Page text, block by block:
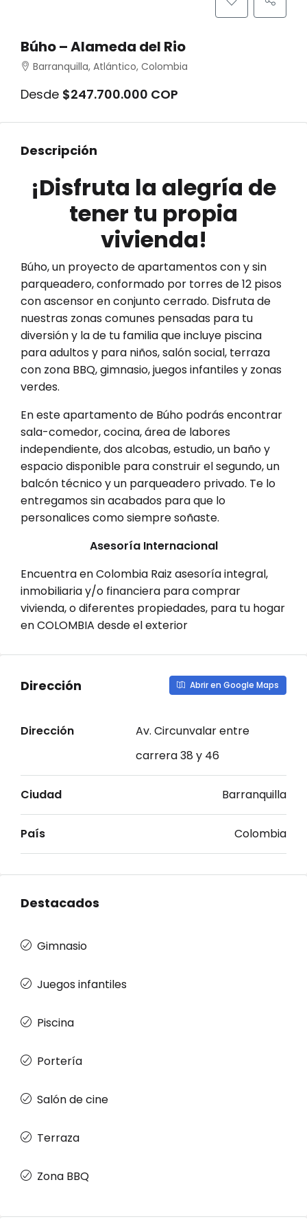
Búho – Alameda del Rio
Barranquilla, Atlántico, Colombia
Desde $247.700.000 COP
Descripción
¡Disfruta la alegría de
tener tu propia
vivienda!
Búho, un proyecto de apartamentos con y sin
parqueadero, conformado por torres de 12 pisos
con ascensor en conjunto cerrado. Disfruta de
nuestras zonas comunes pensadas para tu
diversión y la de tu familia que incluye piscina
para adultos y para niños, salón social, terraza
con zona BBQ, gimnasio, juegos infantiles y zonas
verdes.
En este apartamento de Búho podrás encontrar
sala-comedor, cocina, área de labores
independiente, dos alcobas, estudio, un baño y
espacio disponible para construir el segundo, un
balcón técnico y un parqueadero privado. Te lo
entregamos sin acabados para que lo
personalices como siempre soñaste.
Asesoría Internacional
Encuentra en Colombia Raiz asesoría integral,
inmobiliaria y/o financiera para comprar
vivienda, o diferentes propiedades, para tu hogar
en COLOMBIA desde el exterior
Dirección Abrir en Google Maps
Dirección
Av. Circunvalar entre
carrera 38 y 46
Ciudad Barranquilla
País Colombia
Destacados
Gimnasio
Juegos infantiles
Piscina
Portería
Salón de cine
Terraza
Zona BBQ